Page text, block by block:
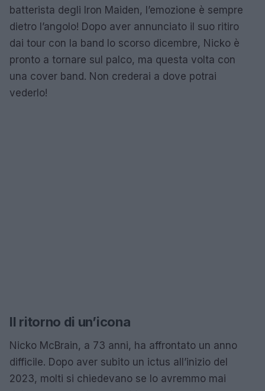
batterista degli Iron Maiden, l’emozione è sempre
dietro l’angolo! Dopo aver annunciato il suo ritiro
dai tour con la band lo scorso dicembre, Nicko è
pronto a tornare sul palco, ma questa volta con
una cover band. Non crederai a dove potrai
vederlo!
Il ritorno di un’icona
Nicko McBrain, a 73 anni, ha affrontato un anno
difficile. Dopo aver subito un ictus all’inizio del
2023, molti si chiedevano se lo avremmo mai